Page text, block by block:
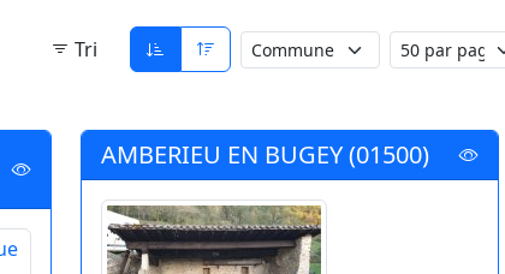
Tri
AMBERIEU EN BUGEY (01500)